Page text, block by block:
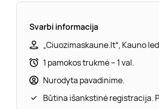
Svarbi informacija
„Ciuozimaskaune.lt“, Kauno
1 pamokos trukmė – 1 val.
Nurodyta pavadinime.
Būtina išankstinė registracija.